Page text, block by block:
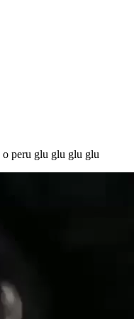
o peru glu glu glu glu